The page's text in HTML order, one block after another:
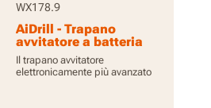
WX178.9
AiDrill - Trapano
avvitatore a batteria
20V - senza batterie e
caricabatteria
Il trapano avvitatore
elettronicamente più avanzato